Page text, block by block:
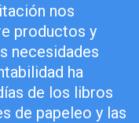
nos
productos y
necesidades
ha
de los libros
de papeleo y las